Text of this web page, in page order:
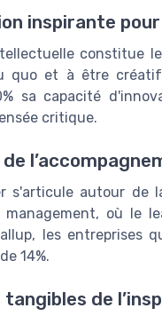
inspirante
constitue
quo et à être
sa capacité
critique.
s'articule autour de
management, où le
les entreprises
14%.
de